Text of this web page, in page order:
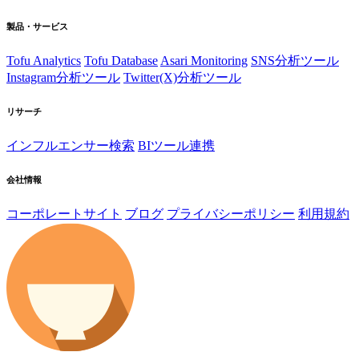
製品・サービス
Tofu Analytics Tofu Database Asari Monitoring SNS分析ツール
Instagram分析ツール Twitter(X)分析ツール
リサーチ
インフルエンサー検索 BIツール連携
会社情報
コーポレートサイト ブログ プライバシーポリシー 利用規約